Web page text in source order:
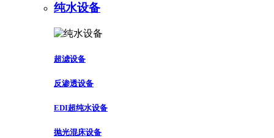
纯水设备
超滤设备
反渗透设备
EDI超纯水设备
抛光混床设备